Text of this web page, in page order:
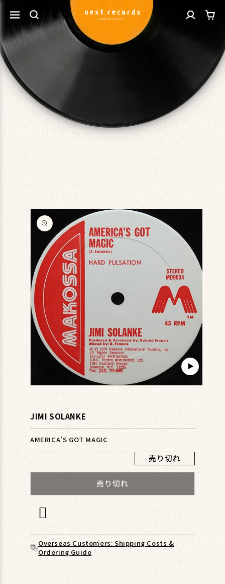
ンツに
進む
グ
イ
ー
商品情
報にス
キップ
ル
で
メ
(1)
開
▶︎
JIMI SOLANKE
AMERICA'S GOT MAGIC
売り切れ
売り切れ
Overseas Customers: Shipping Costs &
Ordering Guide